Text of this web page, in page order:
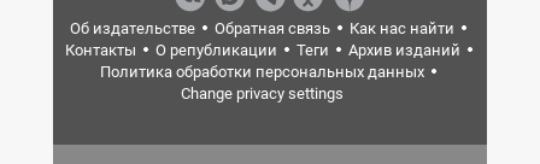
Об издательстве Обратная связь
Как нас найти
Контакты
О републикации Теги
Архив изданий
Политика обработки персональных данных
Change privacy settings